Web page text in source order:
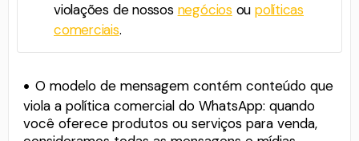
violações de nossos negóciosou políticas
comerciais.
O modelo de mensagem contém conteúdo que
viola a política comercial do WhatsApp: quando
você oferece produtos ou serviços para venda,